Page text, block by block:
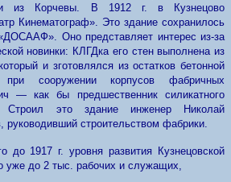
из Корчевы. В 1912 г. в Кузнецово
Кинематограф». Это здание сохранилось
Оно представляет интерес из-за
новинки: КЛГДка его стен выполнена из
и зготовлялся из остатков бетонной
при сооружении корпусов фабричных
— как бы предшественник силикатного
Строил это здание инженер Николай
руководивший строительством фабрики.
до 1917 г. уровня развития Кузнецовской
уже до 2 тыс. рабочих и служащих,